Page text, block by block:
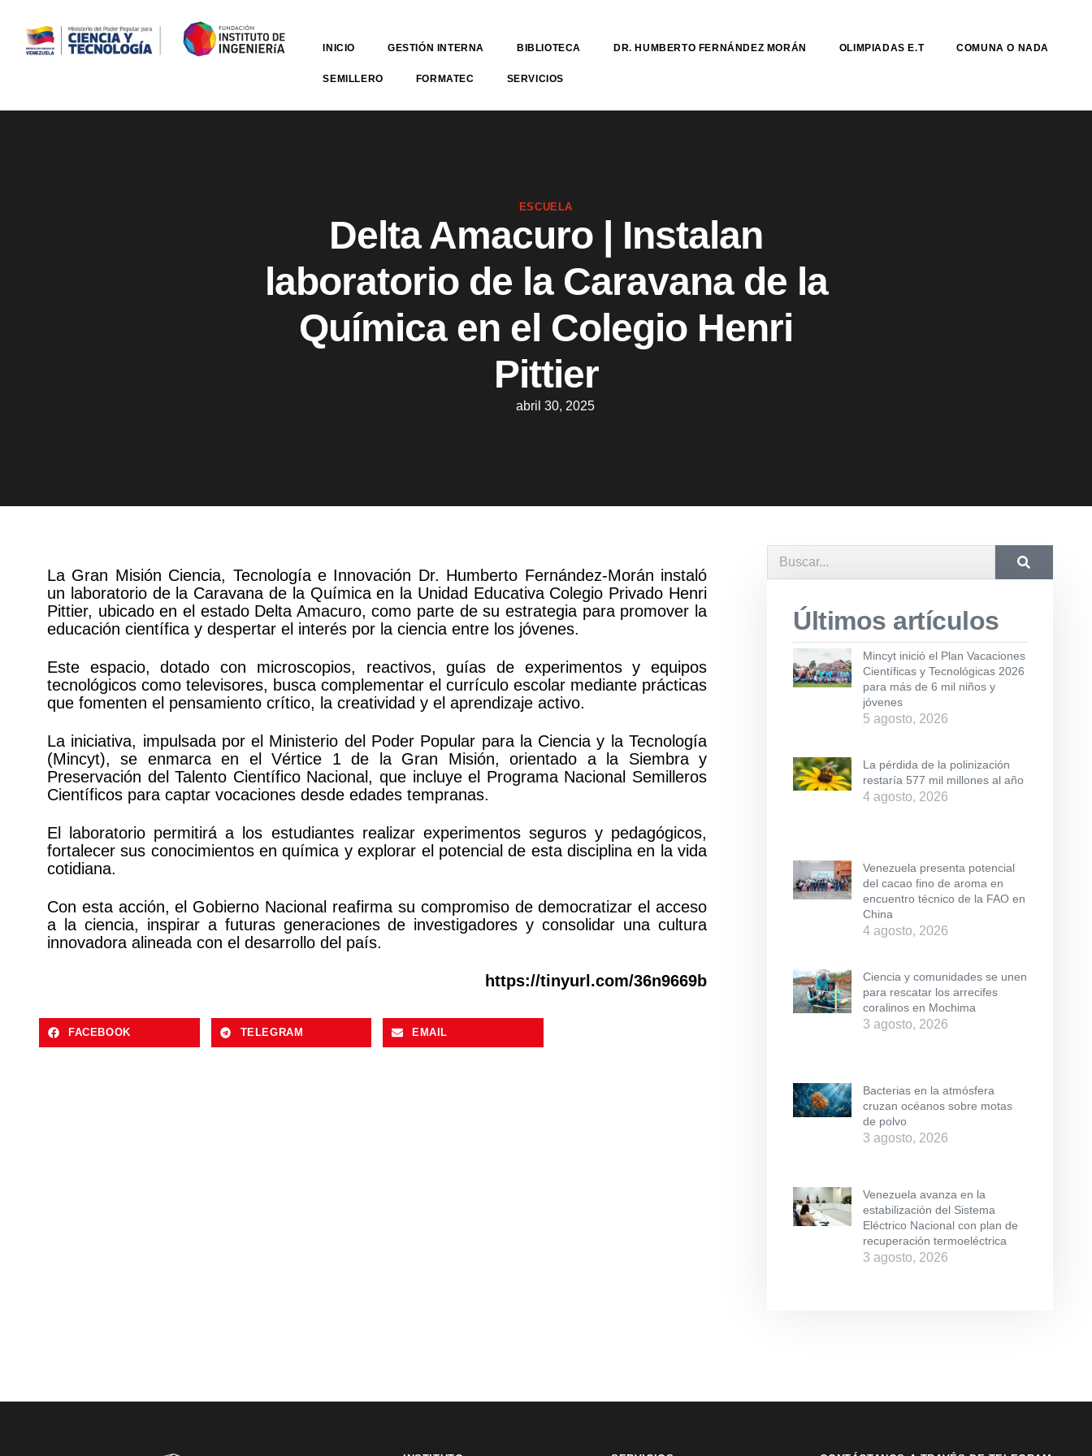
INICIO GESTIÓN INTERNA BIBLIOTECA DR. HUMBERTO FERNÁNDEZ MORÁN OLIMPIADAS E.T COMUNA O NADA
SEMILLERO FORMATEC SERVICIOS
ESCUELA
Delta Amacuro | Instalan
laboratorio de la Caravana de la
Química en el Colegio Henri
Pittier
abril 30, 2025
La Gran Misión Ciencia, Tecnología e Innovación Dr. Humberto Fernández-Morán instaló
un laboratorio de la Caravana de la Química en la Unidad Educativa Colegio Privado Henri
Pittier, ubicado en el estado Delta Amacuro, como parte de su estrategia para promover la
educación científica y despertar el interés por la ciencia entre los jóvenes.
Este espacio, dotado con microscopios, reactivos, guías de experimentos y equipos
tecnológicos como televisores, busca complementar el currículo escolar mediante prácticas
que fomenten el pensamiento crítico, la creatividad y el aprendizaje activo.
La iniciativa, impulsada por el Ministerio del Poder Popular para la Ciencia y la Tecnología
(Mincyt), se enmarca en el Vértice 1 de la Gran Misión, orientado a la Siembra y
Preservación del Talento Científico Nacional, que incluye el Programa Nacional Semilleros
Científicos para captar vocaciones desde edades tempranas.
El laboratorio permitirá a los estudiantes realizar experimentos seguros y pedagógicos,
fortalecer sus conocimientos en química y explorar el potencial de esta disciplina en la vida
cotidiana.
Con esta acción, el Gobierno Nacional reafirma su compromiso de democratizar el acceso
a la ciencia, inspirar a futuras generaciones de investigadores y consolidar una cultura
innovadora alineada con el desarrollo del país.
https://tinyurl.com/36n9669b
FACEBOOK TELEGRAM EMAIL
Últimos artículos
Mincyt inició el Plan Vacaciones
Científicas y Tecnológicas 2026
para más de 6 mil niños y
jóvenes
5 agosto, 2026
La pérdida de la polinización
restaría 577 mil millones al año
4 agosto, 2026
Venezuela presenta potencial
del cacao fino de aroma en
encuentro técnico de la FAO en
China
4 agosto, 2026
Ciencia y comunidades se unen
para rescatar los arrecifes
coralinos en Mochima
3 agosto, 2026
Bacterias en la atmósfera
cruzan océanos sobre motas
de polvo
3 agosto, 2026
Venezuela avanza en la
estabilización del Sistema
Eléctrico Nacional con plan de
recuperación termoeléctrica
3 agosto, 2026